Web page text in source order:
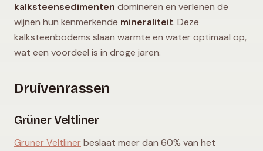
kalksteensedimenten domineren en verlenen de
wijnen hun kenmerkende mineraliteit. Deze
kalksteenbodems slaan warmte en water optimaal op,
wat een voordeel is in droge jaren.
Druivenrassen
Grüner Veltliner
Grüner Veltlinerbeslaat meer dan 60% van het